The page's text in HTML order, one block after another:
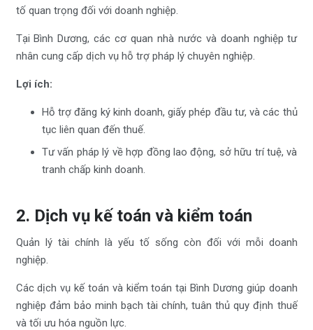
tố quan trọng đối với doanh nghiệp.
Tại Bình Dương, các cơ quan nhà nước và doanh nghiệp tư
nhân cung cấp dịch vụ hỗ trợ pháp lý chuyên nghiệp.
Lợi ích:
Hỗ trợ đăng ký kinh doanh, giấy phép đầu tư, và các thủ
tục liên quan đến thuế.
Tư vấn pháp lý về hợp đồng lao động, sở hữu trí tuệ, và
tranh chấp kinh doanh.
2. Dịch vụ kế toán và kiểm toán
Quản lý tài chính là yếu tố sống còn đối với mỗi doanh
nghiệp.
Các dịch vụ kế toán và kiểm toán tại Bình Dương giúp doanh
nghiệp đảm bảo minh bạch tài chính, tuân thủ quy định thuế
và tối ưu hóa nguồn lực.